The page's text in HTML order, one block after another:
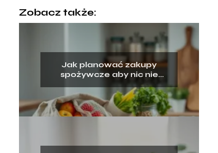
Zobacz także:
Jak planować zakupy
spożywcze aby nic nie
wyrzucać?